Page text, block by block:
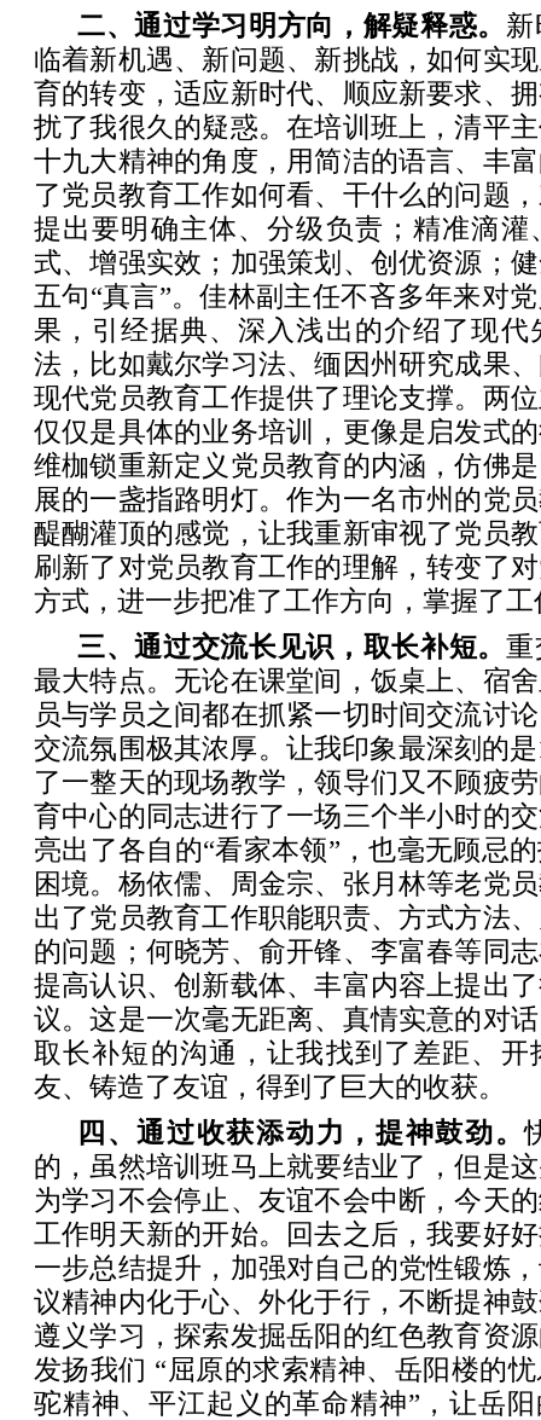
二、通过学习明方向，解疑释惑。
临着新机遇、新问题、新挑战，如何实
育的转变，适应新时代、顺应新要求、
扰了我很久的疑惑。在培训班上，清平
十九大精神的角度，用简洁的语言、丰
了党员教育工作如何看、干什么的问题
提出要明确主体、分级负责；精准滴灌
式、增强实效；加强策划、创优资源；
五句“真言”。佳林副主任不吝多年来对
果，引经据典、深入浅出的介绍了现代
法，比如戴尔学习法、缅因州研究成果
现代党员教育工作提供了理论支撑。两
仅仅是具体的业务培训，更像是启发式
维枷锁重新定义党员教育的内涵，仿佛
展的一盏指路明灯。作为一名市州的党
醍醐灌顶的感觉，让我重新审视了党员
刷新了对党员教育工作的理解，转变了
方式，进一步把准了工作方向，掌握了
三、通过交流长见识，取长补短。 重
最大特点。无论在课堂间，饭桌上、宿
员与学员之间都在抓紧一切时间交流讨
交流氛围极其浓厚。让我印象最深刻的
了一整天的现场教学，领导们又不顾疲
育中心的同志进行了一场三个半小时的
亮出了各自的“看家本领”，也毫无顾忌
困境。杨依儒、周金宗、张月林等老党
出了党员教育工作职能职责、方式方法
的问题；何晓芳、俞开锋、李富春等同
提高认识、创新载体、丰富内容上提出
议。这是一次毫无距离、真情实意的对
取长补短的沟通，让我找到了差距、开
友、铸造了友谊，得到了巨大的收获。
四、通过收获添动力，提神鼓劲。
的，虽然培训班马上就要结业了，但是
为学习不会停止、友谊不会中断，今天
工作明天新的开始。回去之后，我要好
一步总结提升，加强对自己的党性锻炼
议精神内化于心、外化于行，不断提神
遵义学习，探索发掘岳阳的红色教育资
发扬我们 “屈原的求索精神、岳阳楼的
驼精神、平江起义的革命精神”，让岳